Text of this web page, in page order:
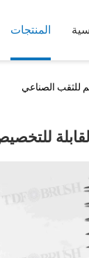
المنتجات
للثقب الصناعي